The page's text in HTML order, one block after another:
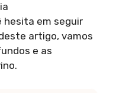
hesita em seguir
artigo, vamos
e as